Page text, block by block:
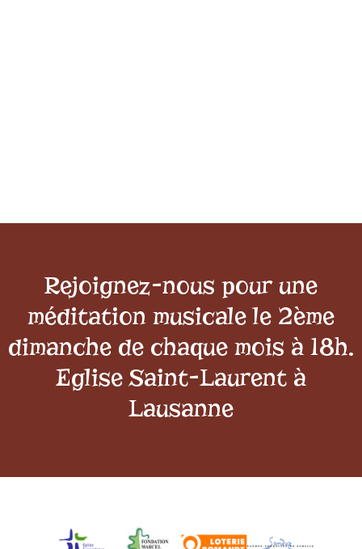
Rejoignez-nous pour une
méditation musicale le 2ème
dimanche de chaque mois à 18h.
Eglise Saint-Laurent à
Lausanne